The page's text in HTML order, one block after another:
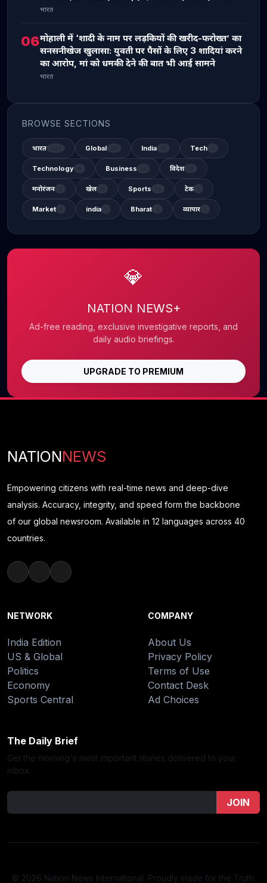
भारत
06मोहाली में ‘शादी के नाम पर लड़कियों की खरीद-फरोख्त’ का
सनसनीखेज खुलासा: युवती पर पैसों के लिए 3 शादियां करने
का आरोप, मां को धमकी देने की बात भी आई सामने
भारत
BROWSE SECTIONS
भारत Global India Tech
Technology Business विदेश
मनोरंजन खेल Sports टेक
Market india Bharat व्यापार
💎
NATION NEWS+
Ad-free reading, exclusive investigative reports, and
daily audio briefings.
UPGRADE TO PREMIUM
NATIONNEWS
Empowering citizens with real-time news and deep-dive
analysis. Accuracy, integrity, and speed form the backbone
of our global newsroom. Available in 12 languages across 40
countries.
NETWORK
India Edition
US & Global
Politics
Economy
Sports Central
COMPANY
About Us
Privacy Policy
Terms of Use
Contact Desk
Ad Choices
The Daily Brief
Get the morning's most important stories delivered to your
inbox.
JOIN
© 2026 Nation News International. Proudly made for the Truth.